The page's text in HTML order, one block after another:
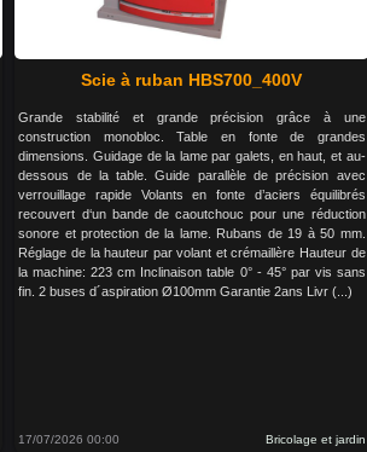
Scie à ruban HBS700_400V
Grande stabilité et grande précision grâce à une
construction monobloc. Table en fonte de grandes
dimensions. Guidage de la lame par galets, en haut, et au-
dessous de la table. Guide parallèle de précision avec
verrouillage rapide Volants en fonte d’aciers équilibrés
recouvert d‘un bande de caoutchouc pour une réduction
sonore et protection de la lame. Rubans de 19 à 50 mm.
Réglage de la hauteur par volant et crémaillère Hauteur de
la machine: 223 cm Inclinaison table 0° - 45° par vis sans
fin. 2 buses d´aspiration Ø100mm Garantie 2ans Livr (...)
17/07/2026 00:00 Bricolage et jardin